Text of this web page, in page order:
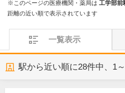
※このページの医療機関・薬局は 工学部前
距離の近い順で表示されています
一覧表示
駅から近い順に28件中、 1